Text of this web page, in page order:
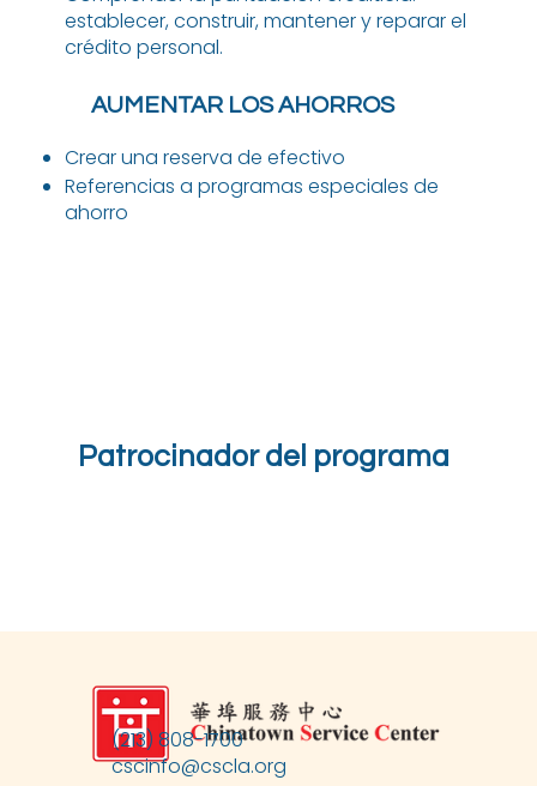
establecer, construir, mantener y reparar el
crédito personal.
AUMENTAR LOS AHORROS
Crear una reserva de efectivo
Referencias a programas especiales de
ahorro
Patrocinador del programa
(213) 808-1700
cscinfo@cscla.org